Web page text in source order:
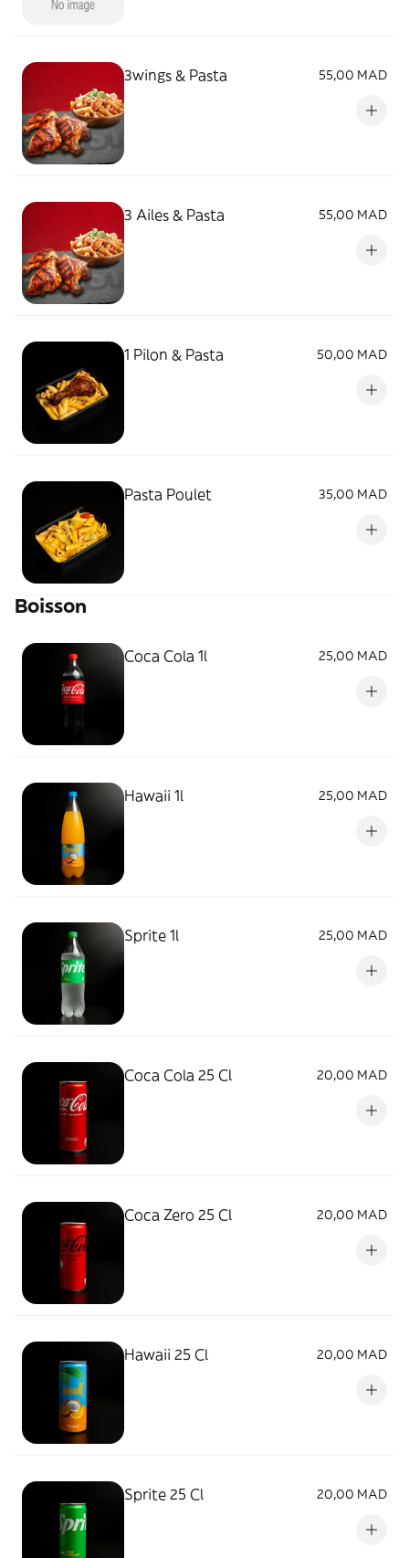
3wings & Pasta 55,00 MAD
3 Ailes & Pasta 55,00 MAD
1 Pilon & Pasta 50,00 MAD
Pasta Poulet 35,00 MAD
Boisson
Coca Cola 1l 25,00 MAD
Hawaii 1l 25,00 MAD
Sprite 1l 25,00 MAD
Coca Cola 25 Cl 20,00 MAD
Coca Zero 25 Cl 20,00 MAD
Hawaii 25 Cl 20,00 MAD
Sprite 25 Cl 20,00 MAD